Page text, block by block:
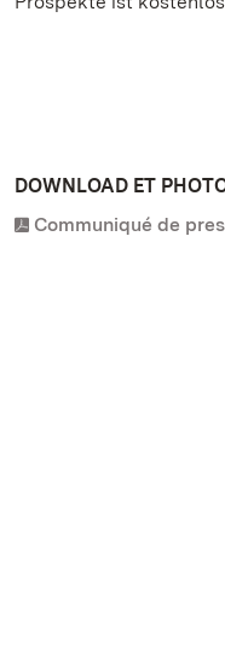
DOWNLOAD ET
Communiqué de